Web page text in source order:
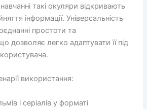
такі окуляри відкривають
інформації. Універсальність
простоти та
дозволяє легко адаптувати її під
використання:
і серіалів у форматі